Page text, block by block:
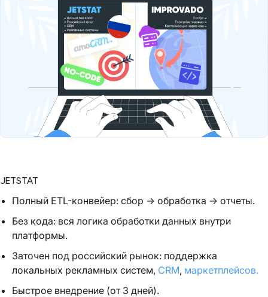
JETSTAT
Полный ETL-конвейер: сбор → обработка → отчеты.
Без кода: вся логика обработки данных внутри
платформы.
Заточен под российский рынок: поддержка
локальных рекламных систем, CRM, маркетплейсов.
Быстрое внедрение (от 3 дней).